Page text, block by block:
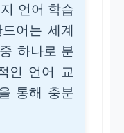
언어 학습
어는 세계
하나로 분
인 언어 교
통해 충분